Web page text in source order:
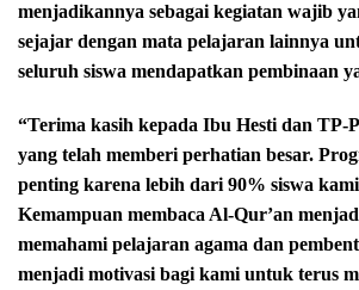
menjadikannya sebagai kegiatan wajib
sejajar dengan mata pelajaran lainnya
seluruh siswa mendapatkan pembinaan
“Terima kasih kepada Ibu Hesti dan TP-
yang telah memberi perhatian besar.
penting karena lebih dari 90% siswa
Kemampuan membaca Al-Qur’an
memahami pelajaran agama dan
menjadi motivasi bagi kami untuk terus